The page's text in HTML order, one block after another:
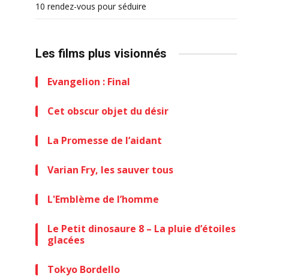
10 rendez-vous pour séduire
Les films plus visionnés
Evangelion : Final
Cet obscur objet du désir
La Promesse de l’aidant
Varian Fry, les sauver tous
L'Emblème de l’homme
Le Petit dinosaure 8 – La pluie d’étoiles
glacées
Tokyo Bordello